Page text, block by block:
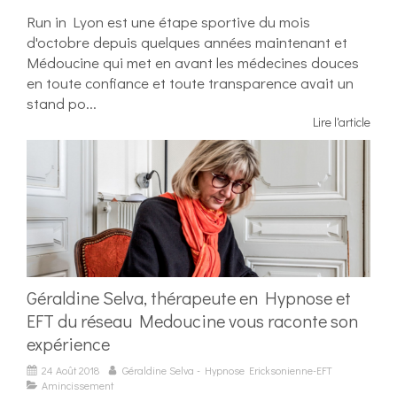
Run in Lyon est une étape sportive du mois
d'octobre depuis quelques années maintenant et
Médoucine qui met en avant les médecines douces
en toute confiance et toute transparence avait un
stand po...
Lire l'article
Géraldine Selva, thérapeute en Hypnose et
EFT du réseau Medoucine vous raconte son
expérience
24 Août 2018
Géraldine Selva - Hypnose Ericksonienne-EFT
Amincissement